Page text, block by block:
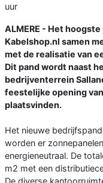
uur
ALMERE - Het
Kabelshop.nl samen
met de realisatie van
Dit pand wordt naast
bedrijventerrein
feestelijke opening
plaatsvinden.
Het nieuwe
worden er
energieneutraal. De
m2 met een
De diverse